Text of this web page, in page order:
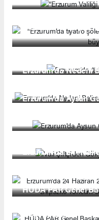
gününde de büyük
Erzurum’da Nedeni
Erzurum'da Aysun
Erzurum’da 24
kentte resmen
HÜDA PAR Genel
Değerlendirdi